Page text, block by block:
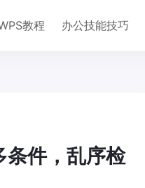
教程 办公技能技巧
条件，乱序检